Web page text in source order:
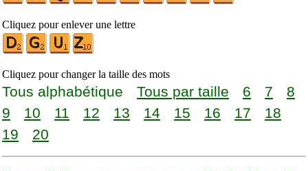
Cliquez pour enlever une lettre
Cliquez pour changer la taille des mots
Tous alphabétique Tous par taille 6 7
8
9
10 11 12 13 14 15 16 17
18
19
20